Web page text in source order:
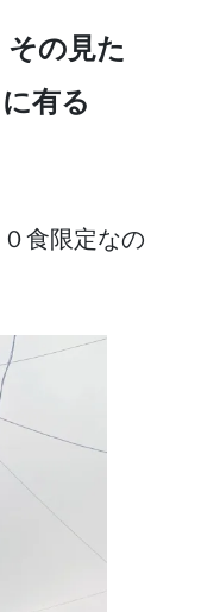
の見た
に有る
食限定なの